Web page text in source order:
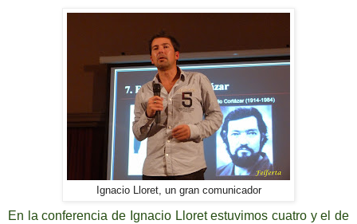
Ignacio Lloret, un gran comunicador
En la conferencia de Ignacio Lloret estuvimos cuatro y el de